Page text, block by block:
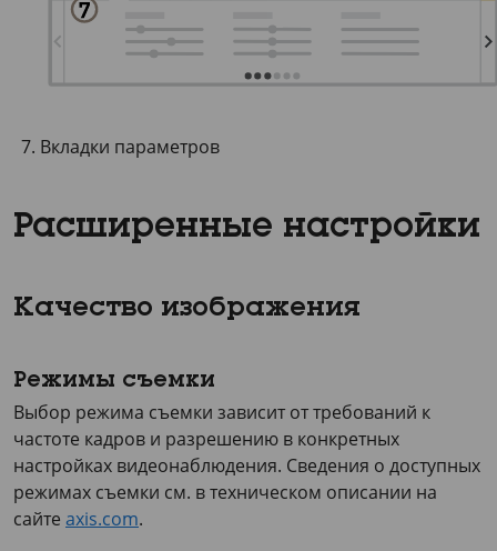
Вкладки параметров
Расширенные настройки
Качество изображения
Режимы съемки
Выбор режима съемки зависит от требований к
частоте кадров и разрешению в конкретных
настройках видеонаблюдения. Сведения о доступных
режимах съемки см. в техническом описании на
сайте axis.com.